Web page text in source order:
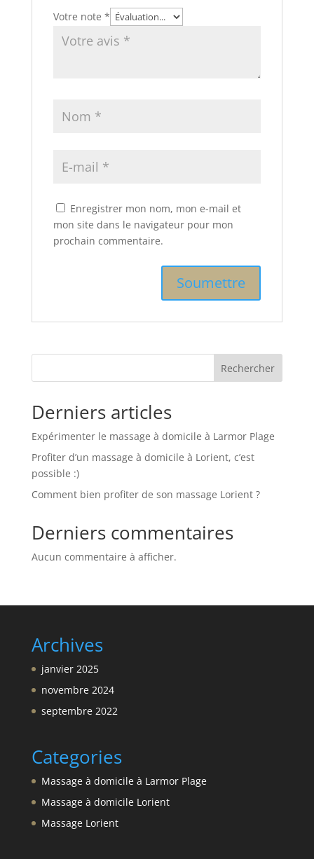
Votre note *
Enregistrer mon nom, mon e-mail et
mon site dans le navigateur pour mon
prochain commentaire.
Rechercher
Derniers articles
Expérimenter le massage à domicile à Larmor Plage
Profiter d’un massage à domicile à Lorient, c’est
possible :)
Comment bien profiter de son massage Lorient ?
Derniers commentaires
Aucun commentaire à afficher.
Archives
janvier 2025
novembre 2024
septembre 2022
Categories
Massage à domicile à Larmor Plage
Massage à domicile Lorient
Massage Lorient